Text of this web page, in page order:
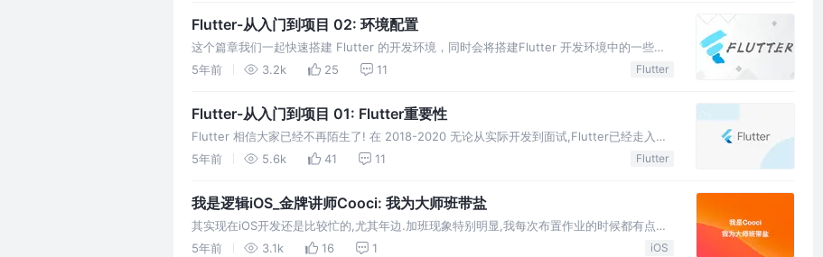
Flutter-从入门到项目 02: 环境配置
这个篇章我们一起快速搭建 Flutter 的开发环境，同时会将搭建Flutter 开发环境中的一些技
巧和经验分享给大家。 我这里就看到官网下载速度挺快,就自己下载解压缩,网上也有很多人说
5年前 3.2k 25 11 Flutter
Flutter-从入门到项目 01: Flutter重要性
Flutter 相信大家已经不再陌生了! 在 2018-2020 无论从实际开发到面试,Flutter已经走入移
动开发 (Android / iOS). 本人针对 Flutter 的表现, 真心觉得 Flutter 有必要真正掌握. 可能很
5年前 5.6k 41 11 Flutter
我是逻辑iOS_金牌讲师Cooci: 我为大师班带盐
其实现在iOS开发还是比较忙的,尤其年边.加班现象特别明显,我每次布置作业的时候都有点于
心不忍,真心怕影响学员的工作和生活. 但是我最终还是坚持布置作业.因为我考虑的是大家是
5年前 3.1k 16 1 iOS